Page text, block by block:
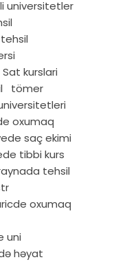
universitetler
Sat kurslari
tömer
oxumaq
saç ekimi
tibbi kurs
tehsil
oxumaq
uni
həyat